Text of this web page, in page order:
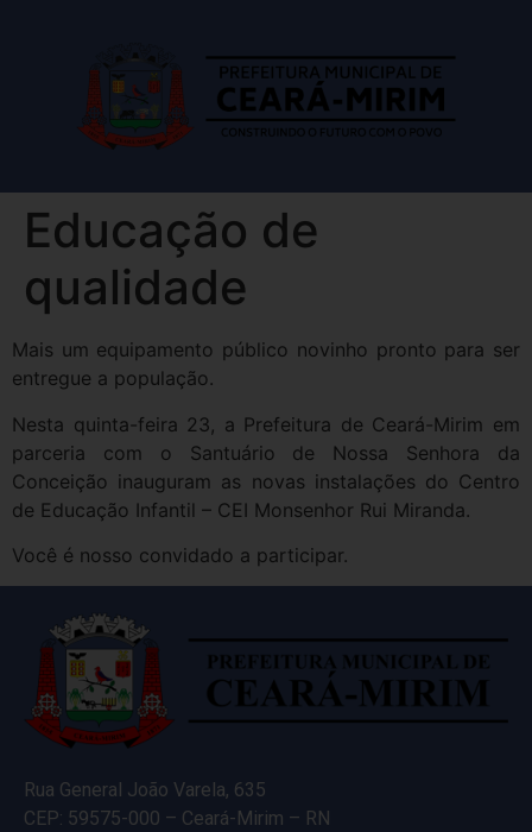
Educação de
qualidade
Mais um equipamento público novinho pronto para ser
entregue a população.
Nesta quinta-feira 23, a Prefeitura de Ceará-Mirim em
parceria com o Santuário de Nossa Senhora da
Conceição inauguram as novas instalações do Centro
de Educação Infantil – CEI Monsenhor Rui Miranda.
Você é nosso convidado a participar.
Rua General João Varela, 635
CEP: 59575-000 – Ceará-Mirim – RN